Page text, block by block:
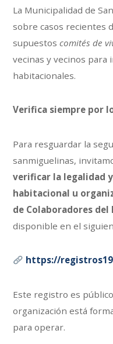
La Municipalidad de
sobre casos recientes
supuestoscomités de
vecinas y vecinos para
habitacionales.
Verifica siempre por
Para resguardar la
sanmiguelinas,
verificar la legalidad
habitacional u
de Colaboradores
disponible en el
https://
Este registro es
organización está
para operar.